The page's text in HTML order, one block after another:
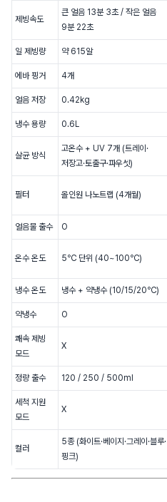
제빙속도
큰 얼음 13분 3초 / 작은 얼음
9분 22초
일 제빙량 약 615알
에바 핑거 4개
얼음 저장 0.42kg
냉수 용량 0.6L
살균 방식
고온수 + UV 7개 (트레이·
저장고·토출구·파우셋)
필터 올인원 나노트랩 (4개월)
얼음물 출수 O
온수 온도 5℃ 단위 (40~100℃)
냉수 온도 냉수 + 약냉수 (10/15/20℃)
약냉수 O
쾌속 제빙
모드
X
정량 출수 120 / 250 / 500ml
세척 지원
모드
X
컬러
5종 (화이트·베이지·그레이·블루·
핑크)